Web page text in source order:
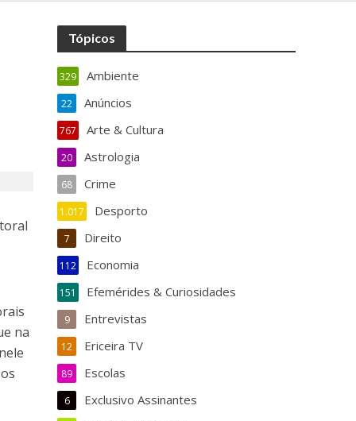
na
Tópicos
Ambiente
329
Anúncios
22
Arte & Cultura
767
Astrologia
20
Crime
68
Desporto
1.017
Direito
7
Economia
112
Efemérides & Curiosidades
151
Entrevistas
9
Ericeira TV
12
Escolas
89
Exclusivo Assinantes
6